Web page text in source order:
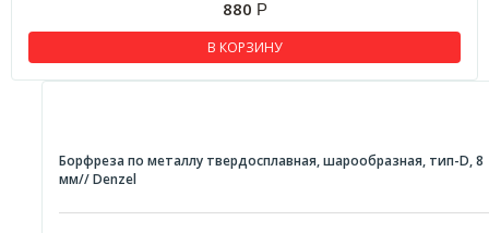
880 Р
В КОРЗИНУ
Борфреза по металлу твердосплавная, шарообразная, тип-D, 8
мм// Denzel